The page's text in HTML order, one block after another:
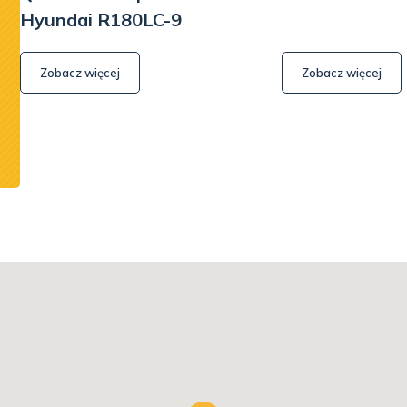
Szkoda, że w obecnych czasach nie spotyka się
zbyt wielu firm z tak profesjonalnym podejściem do
klienta. Gorąco polecam.
Hyundai R180LC-9
Zobacz więcej Zobacz więcej